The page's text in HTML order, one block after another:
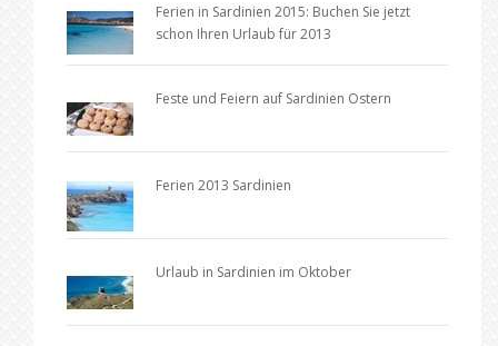
Ferien in Sardinien 2015: Buchen Sie jetzt
schon Ihren Urlaub für 2013
Feste und Feiern auf Sardinien Ostern
Ferien 2013 Sardinien
Urlaub in Sardinien im Oktober